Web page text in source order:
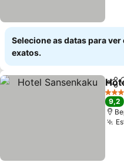
Selecione as datas para
exatos.
3
9,2